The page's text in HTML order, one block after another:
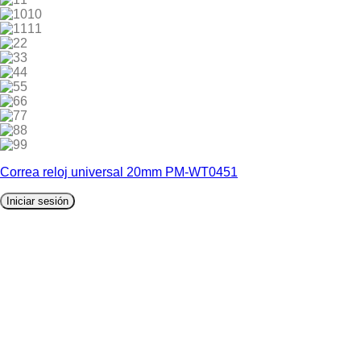
10
11
2
3
4
5
6
7
8
9
Correa reloj universal 20mm PM-WT0451
Iniciar sesión